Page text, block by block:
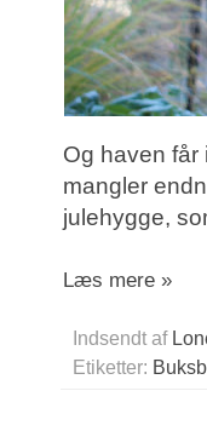
Og haven
mangler
julehygge,
Læs mere »
Indsendt af
Etiketter: